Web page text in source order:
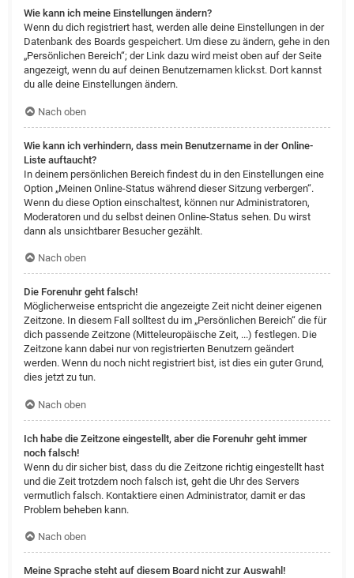
Wie kann ich meine Einstellungen ändern?
Wenn du dich registriert hast, werden alle deine Einstellungen in der
Datenbank des Boards gespeichert. Um diese zu ändern, gehe in den
„Persönlichen Bereich“; der Link dazu wird meist oben auf der Seite
angezeigt, wenn du auf deinen Benutzernamen klickst. Dort kannst
du alle deine Einstellungen ändern.
Nach oben
Wie kann ich verhindern, dass mein Benutzername in der Online-
Liste auftaucht?
In deinem persönlichen Bereich findest du in den Einstellungen eine
Option „Meinen Online-Status während dieser Sitzung verbergen“.
Wenn du diese Option einschaltest, können nur Administratoren,
Moderatoren und du selbst deinen Online-Status sehen. Du wirst
dann als unsichtbarer Besucher gezählt.
Nach oben
Die Forenuhr geht falsch!
Möglicherweise entspricht die angezeigte Zeit nicht deiner eigenen
Zeitzone. In diesem Fall solltest du im „Persönlichen Bereich“ die für
dich passende Zeitzone (Mitteleuropäische Zeit, ...) festlegen. Die
Zeitzone kann dabei nur von registrierten Benutzern geändert
werden. Wenn du noch nicht registriert bist, ist dies ein guter Grund,
dies jetzt zu tun.
Nach oben
Ich habe die Zeitzone eingestellt, aber die Forenuhr geht immer
noch falsch!
Wenn du dir sicher bist, dass du die Zeitzone richtig eingestellt hast
und die Zeit trotzdem noch falsch ist, geht die Uhr des Servers
vermutlich falsch. Kontaktiere einen Administrator, damit er das
Problem beheben kann.
Nach oben
Meine Sprache steht auf diesem Board nicht zur Auswahl!